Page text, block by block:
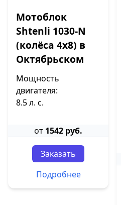
Мотоблок
Shtenli 1030-N
(колёса 4х8) в
Октябрьском
Мощность
двигателя:
8.5 л. с.
от 1542 руб.
Заказать
Подробнее